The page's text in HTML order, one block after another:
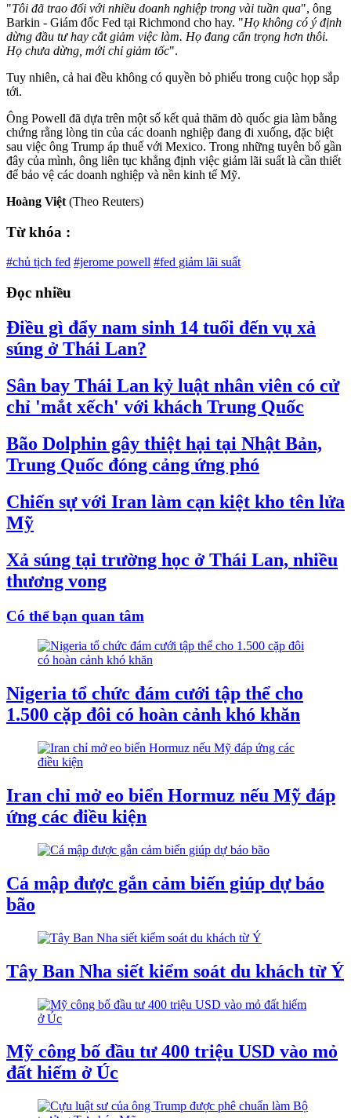
"Tôi đã trao đổi với nhiều doanh nghiệp trong vài tuần qua", ông
Barkin - Giám đốc Fed tại Richmond cho hay. "Họ không có ý định
dừng đầu tư hay cắt giảm việc làm. Họ đang cẩn trọng hơn thôi.
Họ chưa dừng, mới chỉ giảm tốc".
Tuy nhiên, cả hai đều không có quyền bỏ phiếu trong cuộc họp sắp
tới.
Ông Powell đã dựa trên một số kết quả thăm dò quốc gia làm bằng
chứng rằng lòng tin của các doanh nghiệp đang đi xuống, đặc biệt
sau việc ông Trump áp thuế với Mexico. Trong những tuyên bố gần
đây của mình, ông liên tục khẳng định việc giảm lãi suất là cần thiết
để bảo vệ các doanh nghiệp và nền kinh tế Mỹ.
Hoàng Việt (Theo Reuters)
Từ khóa :
#chủ tịch fed #jerome powell #fed giảm lãi suất
Đọc nhiều
Điều gì đẩy nam sinh 14 tuổi đến vụ xả
súng ở Thái Lan?
Sân bay Thái Lan kỷ luật nhân viên có cử
chỉ 'mắt xếch' với khách Trung Quốc
Bão Dolphin gây thiệt hại tại Nhật Bản,
Trung Quốc đóng cảng ứng phó
Chiến sự với Iran làm cạn kiệt kho tên lửa
Mỹ
Xả súng tại trường học ở Thái Lan, nhiều
thương vong
Có thể bạn quan tâm
Nigeria tổ chức đám cưới tập thể cho
1.500 cặp đôi có hoàn cảnh khó khăn
Iran chỉ mở eo biển Hormuz nếu Mỹ đáp
ứng các điều kiện
Cá mập được gắn cảm biến giúp dự báo
bão
Tây Ban Nha siết kiểm soát du khách từ Ý
Mỹ công bố đầu tư 400 triệu USD vào mỏ
đất hiếm ở Úc